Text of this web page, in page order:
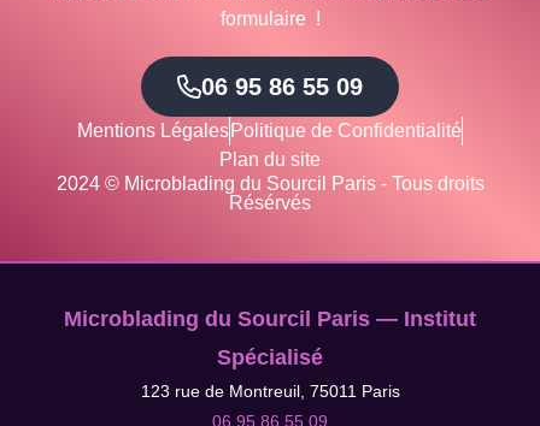
formulaire !
06 95 86 55 09
Mentions LégalesPolitique de Confidentialité
Plan du site
2024 © Microblading du Sourcil Paris - Tous droits
Résérvés
Microblading du Sourcil Paris — Institut
Spécialisé
123 rue de Montreuil, 75011 Paris
06 95 86 55 09